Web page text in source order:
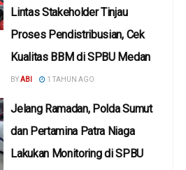
Lintas Stakeholder Tinjau
Proses Pendistribusian, Cek
Kualitas BBM di SPBU Medan
BYABI 1 TAHUN AGO
Jelang Ramadan, Polda Sumut
dan Pertamina Patra Niaga
Lakukan Monitoring di SPBU